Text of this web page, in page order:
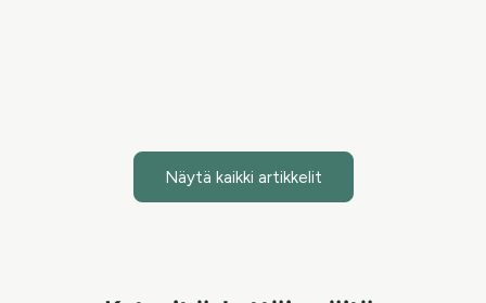
Näytä kaikki artikkelit